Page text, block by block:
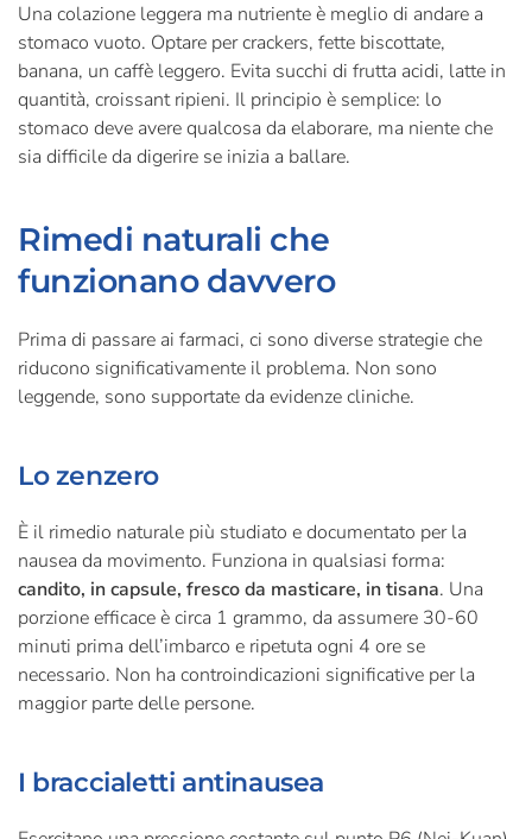
Una colazione leggera ma nutriente è meglio di andare a
stomaco vuoto. Optare per crackers, fette biscottate,
banana, un caffè leggero. Evita succhi di frutta acidi, latte in
quantità, croissant ripieni. Il principio è semplice: lo
stomaco deve avere qualcosa da elaborare, ma niente che
sia difficile da digerire se inizia a ballare.
Rimedi naturali che
funzionano davvero
Prima di passare ai farmaci, ci sono diverse strategie che
riducono significativamente il problema. Non sono
leggende, sono supportate da evidenze cliniche.
Lo zenzero
È il rimedio naturale più studiato e documentato per la
nausea da movimento. Funziona in qualsiasi forma:
candito, in capsule, fresco da masticare, in tisana. Una
porzione efficace è circa 1 grammo, da assumere 30-60
minuti prima dell’imbarco e ripetuta ogni 4 ore se
necessario. Non ha controindicazioni significative per la
maggior parte delle persone.
I braccialetti antinausea